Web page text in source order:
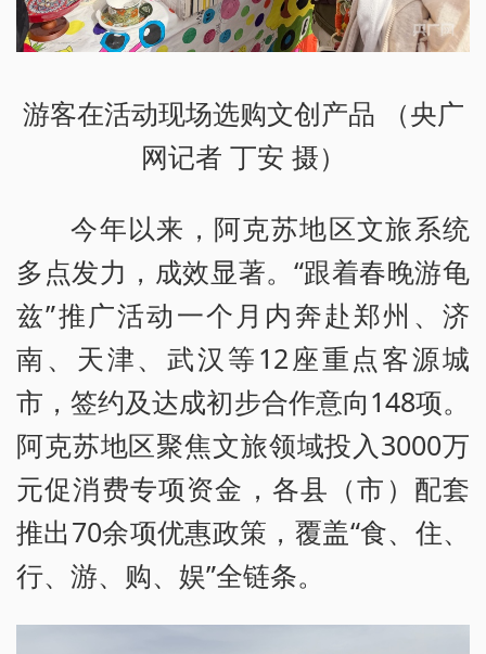
游客在活动现场选购文创产品 （央广
网记者 丁安 摄）
今年以来，阿克苏地区文旅系统
多点发力，成效显著。“跟着春晚游龟
兹”推广活动一个月内奔赴郑州、济
南、天津、武汉等12座重点客源城
市，签约及达成初步合作意向148项。
阿克苏地区聚焦文旅领域投入3000万
元促消费专项资金，各县（市）配套
推出70余项优惠政策，覆盖“食、住、
行、游、购、娱”全链条。